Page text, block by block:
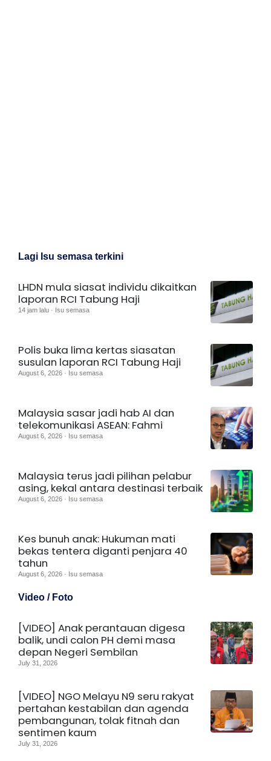
Lagi Isu semasa terkini
LHDN mula siasat individu dikaitkan
laporan RCI Tabung Haji
14 jam lalu · Isu semasa
Polis buka lima kertas siasatan
susulan laporan RCI Tabung Haji
August 6, 2026 · Isu semasa
Malaysia sasar jadi hab AI dan
telekomunikasi ASEAN: Fahmi
August 6, 2026 · Isu semasa
Malaysia terus jadi pilihan pelabur
asing, kekal antara destinasi terbaik
August 6, 2026 · Isu semasa
Kes bunuh anak: Hukuman mati
bekas tentera diganti penjara 40
tahun
August 6, 2026 · Isu semasa
Video / Foto
[VIDEO] Anak perantauan digesa
balik, undi calon PH demi masa
depan Negeri Sembilan
July 31, 2026
[VIDEO] NGO Melayu N9 seru rakyat
pertahan kestabilan dan agenda
pembangunan, tolak fitnah dan
sentimen kaum
July 31, 2026